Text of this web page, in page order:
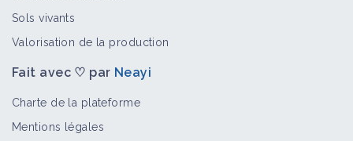
Sols vivants
Valorisation de la production
Fait avec ♡ par Neayi
Charte de la plateforme
Mentions légales